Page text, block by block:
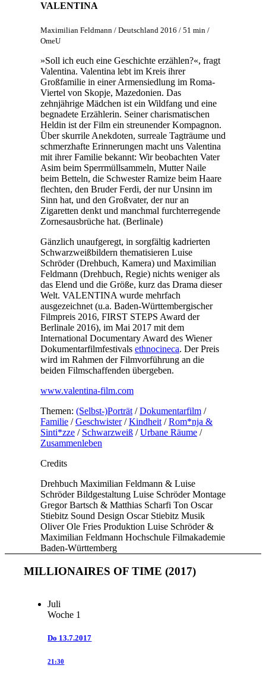
VALENTINA
Maximilian Feldmann / Deutschland 2016 / 51 min /
OmeU
»Soll ich euch eine Geschichte erzählen?«, fragt
Valentina. Valentina lebt im Kreis ihrer
Großfamilie in einer Armensiedlung im Roma-
Viertel von Skopje, Mazedonien. Das
zehnjährige Mädchen ist ein Wildfang und eine
begnadete Erzählerin. Seiner charismatischen
Heldin ist der Film ein streunender Kompagnon.
Über skurrile Anekdoten, surreale Tagträume und
schmerzhafte Erinnerungen macht uns Valentina
mit ihrer Familie bekannt: Wir beobachten Vater
Asim beim Sperrmüllsammeln, Mutter Naile
beim Betteln, die Schwester Ramize beim Haare
flechten, den Bruder Ferdi, der nur Unsinn im
Sinn hat, und den Großvater, der nur an
Zigaretten denkt und manchmal furchterregende
Zornesausbrüche hat. (Berlinale)
Gänzlich unaufgeregt, in sorgfältig kadrierten
Schwarzweißbildern thematisieren Luise
Schröder (Drehbuch, Kamera) und Maximilian
Feldmann (Drehbuch, Regie) nichts weniger als
das Elend und die Größe, kurz das Drama dieser
Welt. VALENTINA wurde mehrfach
ausgezeichnet (u.a. Baden-Württembergischer
Filmpreis 2016, FIRST STEPS Award der
Berlinale 2016), im Mai 2017 mit dem
International Documentary Award des Wiener
Dokumentarfilmfestivals ethnocineca. Der Preis
wird im Rahmen der Filmvorführung an die
beiden Filmschaffenden übergeben.
www.valentina-film.com
Themen: (Selbst-)Porträt/Dokumentarfilm/
Familie/Geschwister/Kindheit/Rom*nja &
Sinti*zze/ Schwarzweiß/Urbane Räume/
Zusammenleben
Credits
Drehbuch Maximilian Feldmann & Luise
Schröder Bildgestaltung Luise Schröder Montage
Gregor Bartsch & Matthias Scharfi Ton Oscar
Stiebitz Sound Design Oscar Stiebitz Musik
Oliver Ole Fries Produktion Luise Schröder &
Maximilian Feldmann Hochschule Filmakademie
Baden-Württemberg
MILLIONAIRES OF TIME (2017)
Juli
Woche 1
Do 13.7.2017
21:30